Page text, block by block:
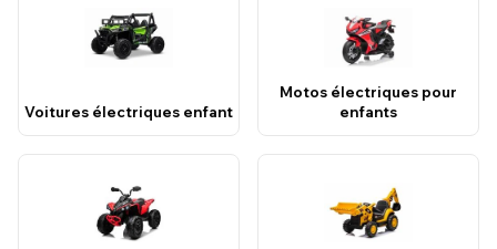
Voitures électriques enfant
Motos électriques pour
enfants